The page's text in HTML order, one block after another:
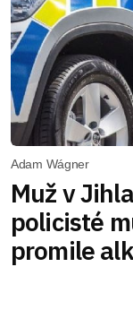
Adam Wágner
Muž v
policisté
promile